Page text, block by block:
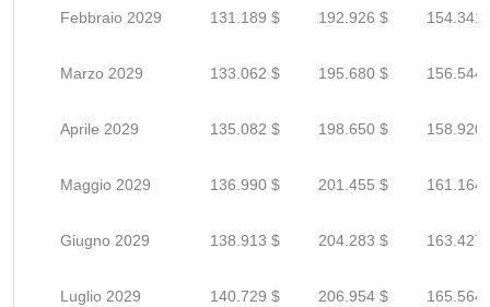
Febbraio 2029 131.189 $ 192.926 $ 154.341
Marzo 2029 133.062 $ 195.680 $ 156.544
Aprile 2029 135.082 $ 198.650 $ 158.920
Maggio 2029 136.990 $ 201.455 $ 161.164
Giugno 2029 138.913 $ 204.283 $ 163.427
Luglio 2029 140.729 $ 206.954 $ 165.564